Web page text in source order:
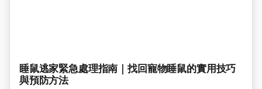
睡鼠逃家緊急處理指南｜找回寵物睡鼠的實用技巧
與預防方法